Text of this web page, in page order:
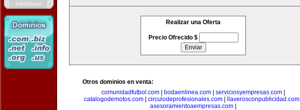
Realizar una Oferta
Precio Ofrecido $
Otros dominios en venta:
comunidadfutbol.com
bodaenlinea.com serviciosyempresas.com
catalogodemotos.com
circulodeprofesionales.com llaverosconpublicidad.com
asesoramientoaempresas.com